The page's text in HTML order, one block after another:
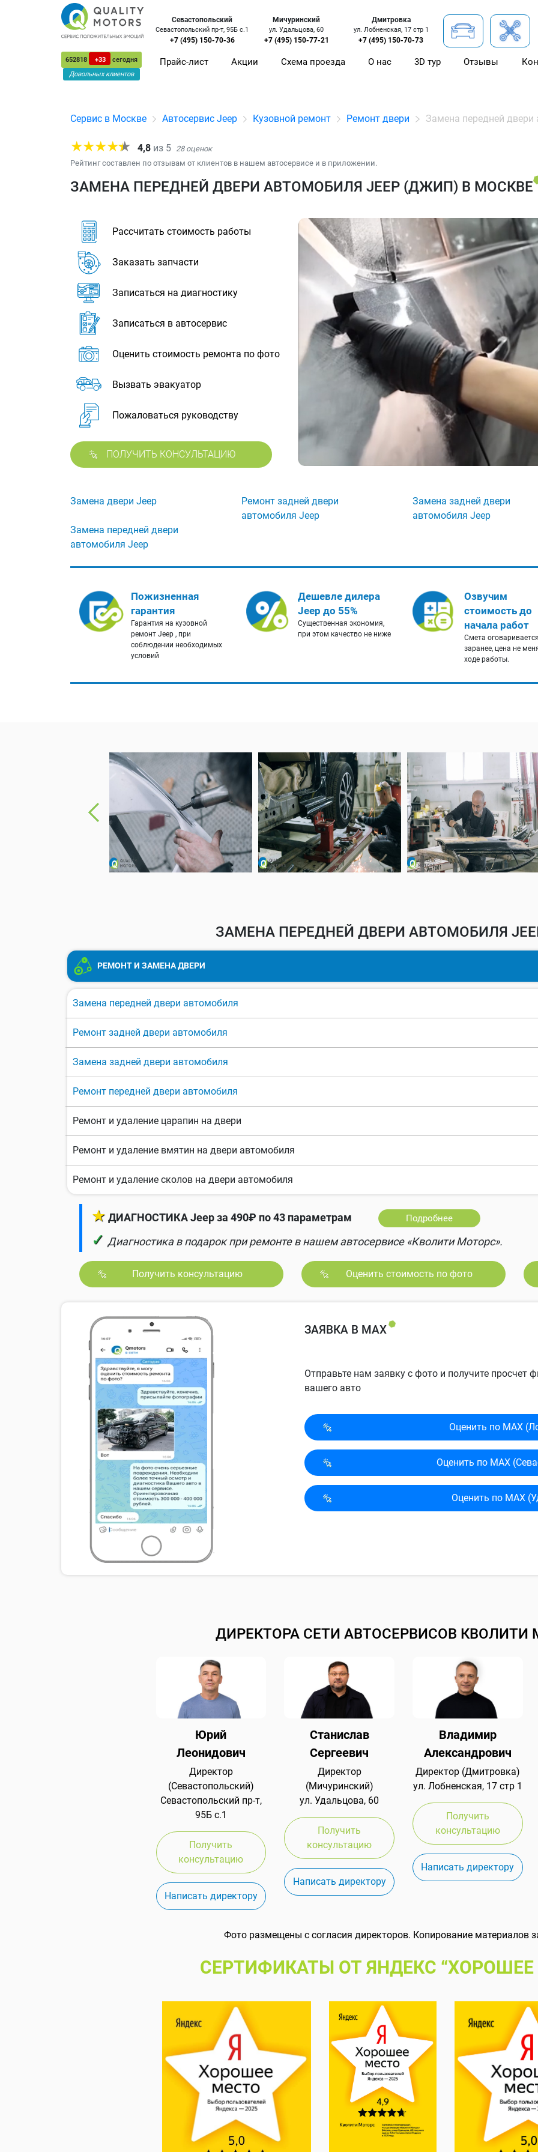
652818 +33
сегодня
Довольных клиентов
Севастопольский
Севастопольский пр-т, 95Б с.1
+7 (495) 150-70-36
Мичуринский
ул. Удальцова, 60
+7 (495) 150-77-21
Дмитровка
ул. Лобненская, 17 стр 1
+7 (495) 150-70-73
Прайс-лист Акции Схема проезда О нас 3D тур Отзывы
Сервис в Москве Автосервис Jeep Кузовной ремонт Ремонт двери Замена передней двери
4,8 из 5 28оценок
Рейтинг составлен по отзывам от клиентов в нашем автосервисе и в приложении.
ЗАМЕНА ПЕРЕДНЕЙ ДВЕРИ АВТОМОБИЛЯ JEEP (ДЖИП) В МОСКВЕ
Рассчитать стоимость работы
Заказать запчасти
Записаться на диагностику
Записаться в автосервис
Оценить стоимость ремонта по фото
Вызвать эвакуатор
Пожаловаться руководству
ПОЛУЧИТЬ КОНСУЛЬТАЦИЮ
Замена двери Jeep
Ремонт задней двери
автомобиля Jeep
Замена задней двери
автомобиля Jeep
Замена передней двери
автомобиля Jeep
Пожизненная
гарантия
Гарантия на кузовной
ремонт Jeep , при
соблюдении необходимых
условий
Дешевле дилера
Jeep до 55%
Существенная экономия,
при этом качество не ниже
Озвучим
стоимость до
начала работ
Смета оговаривается
заранее, цена не
ходе работы.
ЗАМЕНА ПЕРЕДНЕЙ ДВЕРИ АВТОМОБИЛЯ
РЕМОНТ И ЗАМЕНА ДВЕРИ
Замена передней двери автомобиля
Ремонт задней двери автомобиля
Замена задней двери автомобиля
Ремонт передней двери автомобиля
Ремонт и удаление царапин на двери
Ремонт и удаление вмятин на двери автомобиля
Ремонт и удаление сколов на двери автомобиля
★ ДИАГНОСТИКА Jeep за 490₽ по 43 параметрам Подробнее
✓ Диагностика в подарок при ремонте в нашем автосервисе «Кволити Моторс».
Получить консультацию Оценить стоимость по фото
ЗАЯВКА В MAX
Отправьте нам заявку с фото и получите просчет
вашего авто
Оценить по MAX
Оценить по MAX
Оценить по MAX
ДИРЕКТОРА СЕТИ АВТОСЕРВИСОВ КВОЛИТИ
Юрий
Леонидович
Директор
(Севастопольский)
Севастопольский пр-т,
95Б с.1
Получить
консультацию
Написать директору
Станислав
Сергеевич
Директор
(Мичуринский)
ул. Удальцова, 60
Получить
консультацию
Написать директору
Владимир
Александрович
Директор (Дмитровка)
ул. Лобненская, 17 стр 1
Получить
консультацию
Написать директору
Фото размещены с согласия директоров. Копирование материалов
СЕРТИФИКАТЫ ОТ ЯНДЕКС “ХОРОШЕЕ